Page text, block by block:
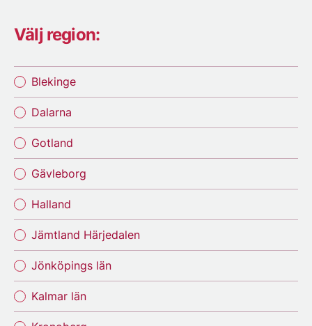
Välj region:
Blekinge
Dalarna
Gotland
Gävleborg
Halland
Jämtland Härjedalen
Jönköpings län
Kalmar län